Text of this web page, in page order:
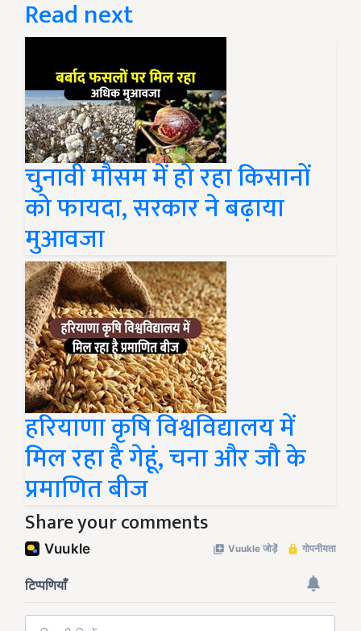
Read next
चुनावी मौसम में हो रहा किसानों
को फायदा, सरकार ने बढ़ाया
मुआवजा
हरियाणा कृषि विश्वविद्यालय में
मिल रहा है गेहूं, चना और जौ के
प्रमाणित बीज
Share your comments